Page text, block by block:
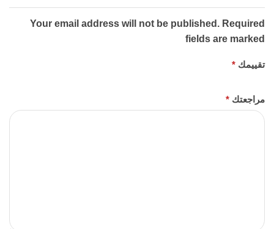
Your email address will not be published. Required
fields are marked
تقييمك *
مراجعتك *